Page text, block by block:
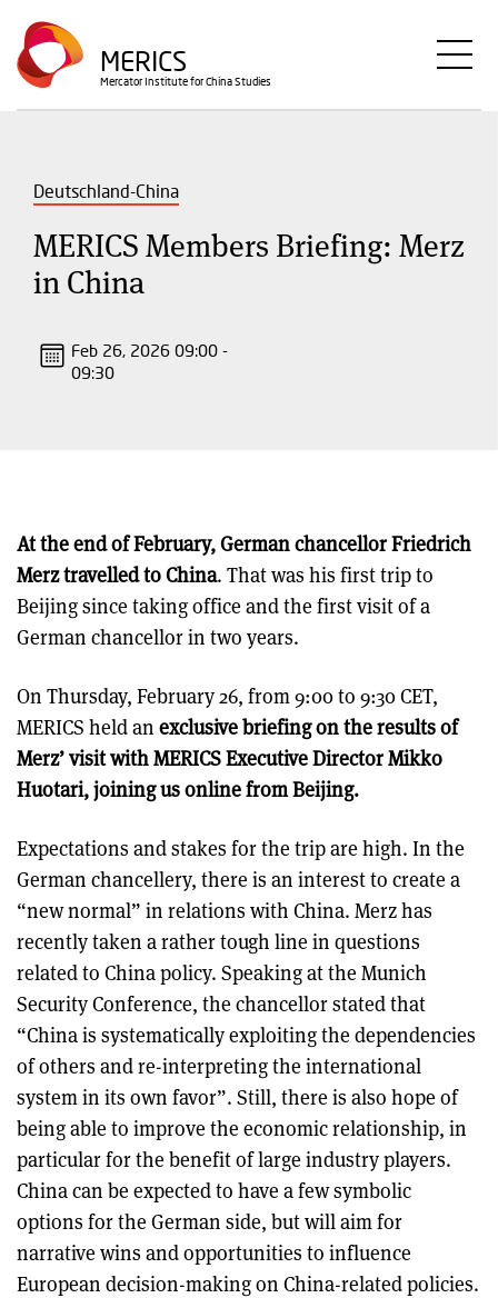
Direkt
zum
Inhalt
MERICS
Mercator Institute for China Studies
Deutschland-China
MERICS Members Briefing: Merz
in China
Feb 26, 2026 09:00 -
09:30
At the end of February, German chancellor Friedrich
Merz travelled to China. That was his first trip to
Beijing since taking office and the first visit of a
German chancellor in two years.
On Thursday, February 26, from 9:00 to 9:30 CET,
MERICS held an exclusive briefing on the results of
Merz’ visit with MERICS Executive Director Mikko
Huotari, joining us online from Beijing.
Expectations and stakes for the trip are high. In the
German chancellery, there is an interest to create a
“new normal” in relations with China. Merz has
recently taken a rather tough line in questions
related to China policy. Speaking at the Munich
Security Conference, the chancellor stated that
“China is systematically exploiting the dependencies
of others and re-interpreting the international
system in its own favor”. Still, there is also hope of
being able to improve the economic relationship, in
particular for the benefit of large industry players.
China can be expected to have a few symbolic
options for the German side, but will aim for
narrative wins and opportunities to influence
European decision-making on China-related policies.